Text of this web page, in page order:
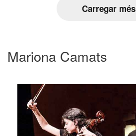
Carregar més
Mariona Camats